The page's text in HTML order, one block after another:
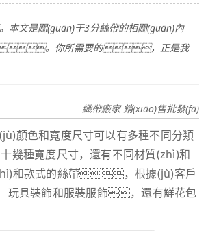
本文是關(guān)于3分絲帶的相關(guān)內
。你所需要的，正是我
織帶廠家 銷(xiāo)售批發(fā)
顏色和寬度尺寸可以有多種不同分類
種寬度尺寸，還有不同材質(zhì)和
和款式的絲帶，根據(jù)客戶
玩具裝飾和服裝服飾，還有鮮花包